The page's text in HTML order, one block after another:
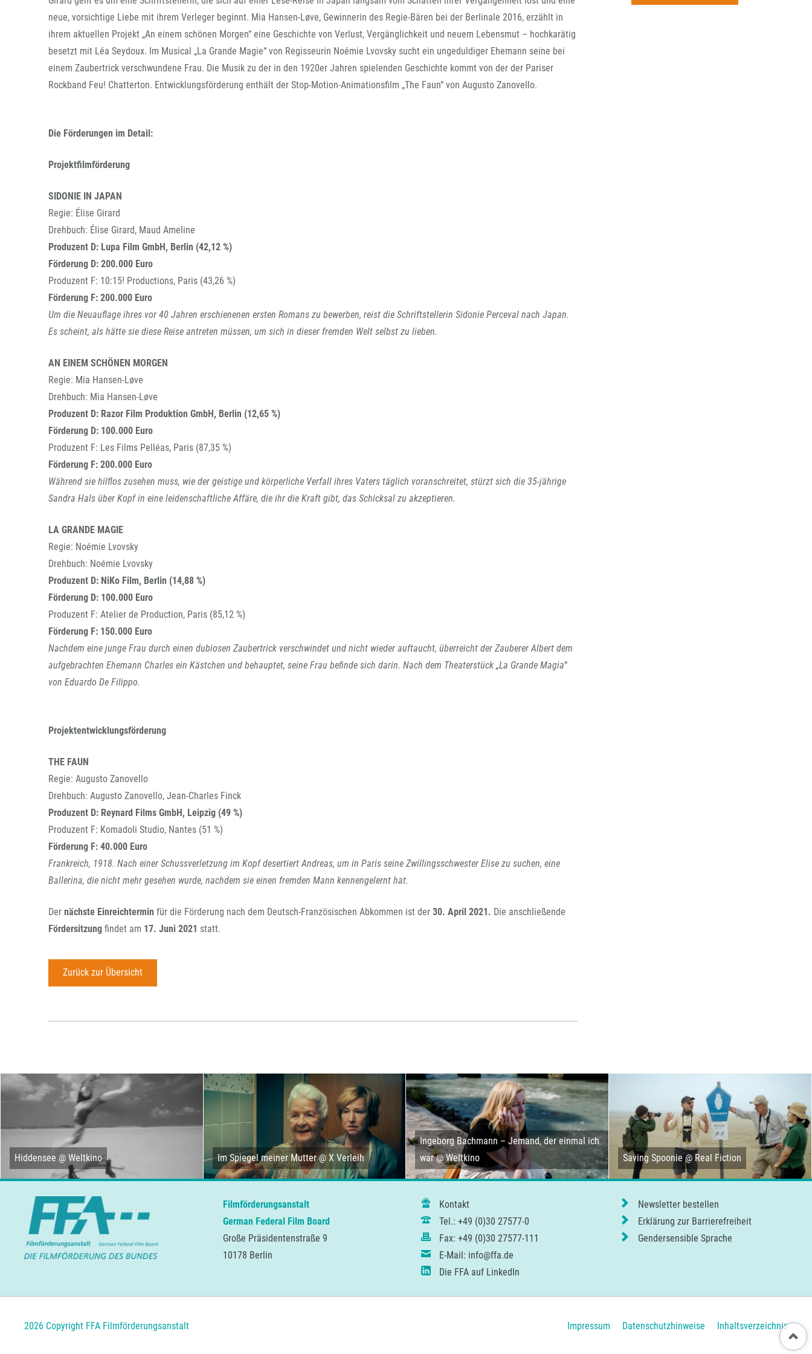
neue, vorsichtige Liebe mit ihrem Verleger beginnt. Mia Hansen-Løve, Gewinnerin des Regie-Bären bei der Berlinale 2016, erzählt in
ihrem aktuellen Projekt „An einem schönen Morgen“ eine Geschichte von Verlust, Vergänglichkeit und neuem Lebensmut – hochkarätig
besetzt mit Léa Seydoux. Im Musical „La Grande Magie“ von Regisseurin Noémie Lvovsky sucht ein ungeduldiger Ehemann seine bei
einem Zaubertrick verschwundene Frau. Die Musik zu der in den 1920er Jahren spielenden Geschichte kommt von der der Pariser
Rockband Feu! Chatterton. Entwicklungsförderung enthält der Stop-Motion-Animationsfilm „The Faun“ von Augusto Zanovello.
Die Förderungen im Detail:
Projektfilmförderung
SIDONIE IN JAPAN
Regie: Élise Girard
Drehbuch: Élise Girard, Maud Ameline
Produzent D: Lupa Film GmbH, Berlin (42,12 %)
Förderung D: 200.000 Euro
Produzent F: 10:15! Productions, Paris (43,26 %)
Förderung F: 200.000 Euro
Um die Neuauflage ihres vor 40 Jahren erschienenen ersten Romans zu bewerben, reist die Schriftstellerin Sidonie Perceval nach Japan.
Es scheint, als hätte sie diese Reise antreten müssen, um sich in dieser fremden Welt selbst zu lieben.
AN EINEM SCHÖNEN MORGEN
Regie: Mia Hansen-Løve
Drehbuch: Mia Hansen-Løve
Produzent D: Razor Film Produktion GmbH, Berlin (12,65 %)
Förderung D: 100.000 Euro
Produzent F: Les Films Pelléas, Paris (87,35 %)
Förderung F: 200.000 Euro
Während sie hilflos zusehen muss, wie der geistige und körperliche Verfall ihres Vaters täglich voranschreitet, stürzt sich die 35-jährige
Sandra Hals über Kopf in eine leidenschaftliche Affäre, die ihr die Kraft gibt, das Schicksal zu akzeptieren.
LA GRANDE MAGIE
Regie: Noémie Lvovsky
Drehbuch: Noémie Lvovsky
Produzent D: NiKo Film, Berlin (14,88 %)
Förderung D: 100.000 Euro
Produzent F: Atelier de Production, Paris (85,12 %)
Förderung F: 150.000 Euro
Nachdem eine junge Frau durch einen dubiosen Zaubertrick verschwindet und nicht wieder auftaucht, überreicht der Zauberer Albert dem
aufgebrachten Ehemann Charles ein Kästchen und behauptet, seine Frau befinde sich darin. Nach dem Theaterstück „La Grande Magia“
von Eduardo De Filippo.
Projektentwicklungsförderung
THE FAUN
Regie: Augusto Zanovello
Drehbuch: Augusto Zanovello, Jean-Charles Finck
Produzent D: Reynard Films GmbH, Leipzig (49 %)
Produzent F: Komadoli Studio, Nantes (51 %)
Förderung F: 40.000 Euro
Frankreich, 1918. Nach einer Schussverletzung im Kopf desertiert Andreas, um in Paris seine Zwillingsschwester Elise zu suchen, eine
Ballerina, die nicht mehr gesehen wurde, nachdem sie einen fremden Mann kennengelernt hat.
Der nächste Einreichtermin für die Förderung nach dem Deutsch-Französischen Abkommen ist der 30. April 2021. Die anschließende
Fördersitzung findet am 17. Juni 2021 statt.
Zurück zur Übersicht
Hiddensee @ Weltkino Im Spiegel meiner Mutter @ X Verleih
Ingeborg Bachmann – Jemand, der einmal ich
war @ Weltkino
Saving Spoonie @ Real Fiction
Filmförderungsanstalt
German Federal Film Board
Große Präsidentenstraße 9
10178 Berlin
Kontakt
Tel.: +49 (0)30 27577-0
Fax: +49 (0)30 27577-111
E-Mail: info@ffa.de
Die FFA auf LinkedIn
Newsletter bestellen
Erklärung zur Barrierefreiheit
Gendersensible Sprache
2026 Copyright FFA Filmförderungsanstalt
Navigation
Impressum Datenschutzhinweise InhaltsverzeichnisNach